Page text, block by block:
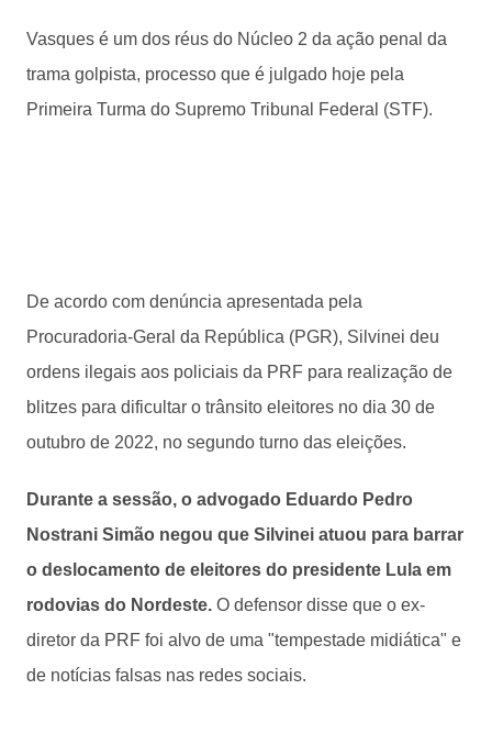
Vasques é um dos réus do Núcleo 2 da ação penal da
trama golpista, processo que é julgado hoje pela
Primeira Turma do Supremo Tribunal Federal (STF).
De acordo com denúncia apresentada pela
Procuradoria-Geral da República (PGR), Silvinei deu
ordens ilegais aos policiais da PRF para realização de
blitzes para dificultar o trânsito eleitores no dia 30 de
outubro de 2022, no segundo turno das eleições.
Durante a sessão, o advogado Eduardo Pedro
Nostrani Simão negou que Silvinei atuou para barrar
o deslocamento de eleitores do presidente Lula em
rodovias do Nordeste. O defensor disse que o ex-
diretor da PRF foi alvo de uma "tempestade midiática" e
de notícias falsas nas redes sociais.